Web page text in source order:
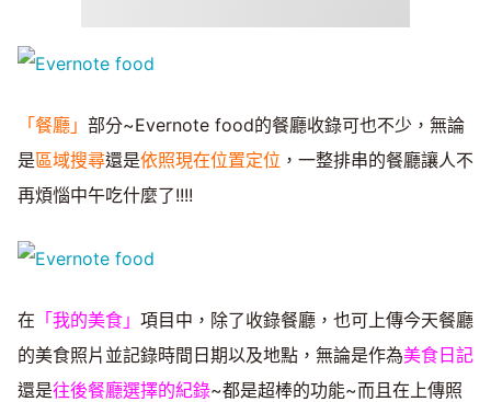
「餐廳」 部分~Evernote food的餐廳收錄可也不少，無論
是區域搜尋還是依照現在位置定位 ，一整排串的餐廳讓人不
再煩惱中午吃什麼了!!!!
在 「我的美食」 項目中，除了收錄餐廳，也可上傳今天餐廳
的美食照片並記錄時間日期以及地點，無論是作為美食日記
還是往後餐廳選擇的紀錄~都是超棒的功能~而且在上傳照